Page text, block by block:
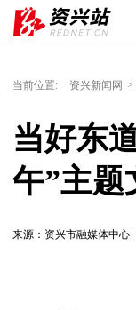
当前位置: 资兴新闻网 >
当好东
午”主题
来源：资兴市融媒体中心